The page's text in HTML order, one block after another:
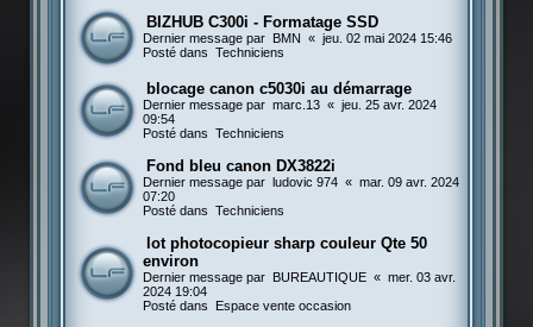
BIZHUB C300i - Formatage SSD
Dernier message par BMN « jeu. 02 mai 2024 15:46
Posté dans Techniciens
blocage canon c5030i au démarrage
Dernier message par marc.13 « jeu. 25 avr. 2024
09:54
Posté dans Techniciens
Fond bleu canon DX3822i
Dernier message par ludovic 974 « mar. 09 avr. 2024
07:20
Posté dans Techniciens
lot photocopieur sharp couleur Qte 50
environ
Dernier message par BUREAUTIQUE « mer. 03 avr.
2024 19:04
Posté dans
Espace vente occasion